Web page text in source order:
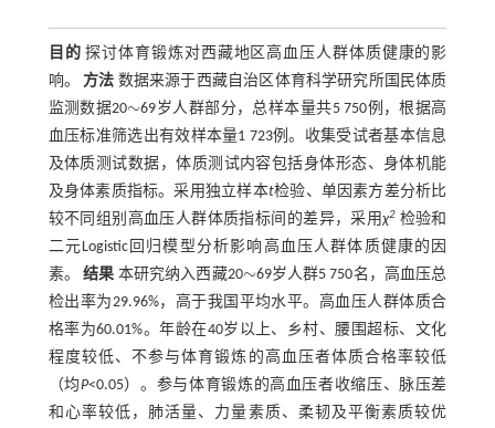
目的 探讨体育锻炼对西藏地区高血压人群体质健康的影
响。方法 数据来源于西藏自治区体育科学研究所国民体质
监测数据20∼
∼69岁人群部分，总样本量共5 750例，根据高
血压标准筛选出有效样本量1 723例。收集受试者基本信息
及体质测试数据，体质测试内容包括身体形态、身体机能
及身体素质指标。采用独立样本t检验、单因素方差分析比
较不同组别高血压人群体质指标间的差异，采用χ2 检验和
二元Logistic回归模型分析影响高血压人群体质健康的因
素。结果 本研究纳入西藏20∼
∼69岁人群5 750名，高血压总
检出率为29.96%，高于我国平均水平。高血压人群体质合
格率为60.01%。年龄在40岁以上、乡村、腰围超标、文化
程度较低、不参与体育锻炼的高血压者体质合格率较低
（均P<0.05）。参与体育锻炼的高血压者收缩压、脉压差
和心率较低，肺活量、力量素质、柔韧及平衡素质较优